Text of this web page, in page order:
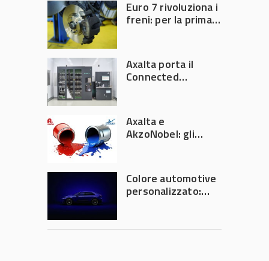
Euro 7 rivoluziona i
freni: per la prima
generate dalla
frenata
Axalta porta il
Connected
Automechanika
Frankfurt 2026
Axalta e
AkzoNobel: gli
Colore automotive
personalizzato:
diventa ingegneria